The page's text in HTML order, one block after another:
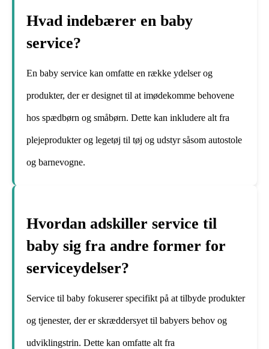
Hvad indebærer en baby
service?
En baby service kan omfatte en række ydelser og
produkter, der er designet til at imødekomme behovene
hos spædbørn og småbørn. Dette kan inkludere alt fra
plejeprodukter og legetøj til tøj og udstyr såsom autostole
og barnevogne.
Hvordan adskiller service til
baby sig fra andre former for
serviceydelser?
Service til baby fokuserer specifikt på at tilbyde produkter
og tjenester, der er skræddersyet til babyers behov og
udviklingstrin. Dette kan omfatte alt fra